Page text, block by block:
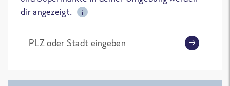
dir angezeigt.
i
PLZ oder Stadt eingeben